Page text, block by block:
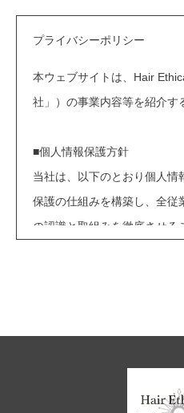
プライバシーポリシー
本ウェブサイトは、Hair
社」）の事業内容等を紹介す
■個人情報保護方針
当社は、以下のとおり個人情
保護の仕組みを構築し、全従
の認識と取組みを徹底させ
理体制の整備・社員教育の徹